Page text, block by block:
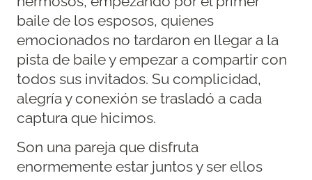
baile de los esposos, quienes
emocionados no tardaron en llegar a la
pista de baile y empezar a compartir con
todos sus invitados. Su complicidad,
alegría y conexión se trasladó a cada
captura que hicimos.
Son una pareja que disfruta
enormemente estar juntos y ser ellos